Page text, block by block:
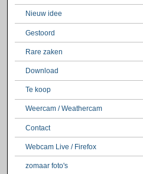
Nieuw idee
Gestoord
Rare zaken
Download
Te koop
Weercam / Weathercam
Contact
Webcam Live / Firefox
zomaar foto's